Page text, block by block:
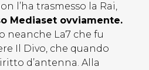
l’ha trasmesso la Rai,
Mediaset ovviamente.
neanche La7 che fu
Il Divo, che quando
d’antenna. Alla